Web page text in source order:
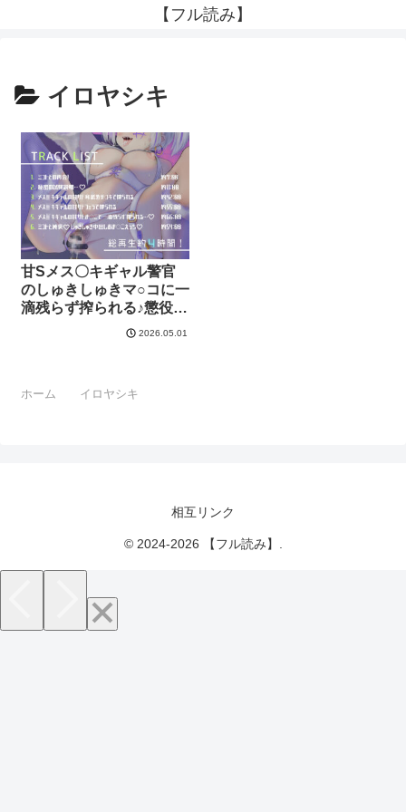
【フル読み】
イロヤシキ
甘Sメス〇キギャル警官
のしゅきしゅきマ○コに一
滴残らず搾られる♪懲役確
定☆釈放試験 【濃厚唾フ
2026.05.01
ホーム イロヤシキ
相互リンク
© 2024-2026 【フル読み】.